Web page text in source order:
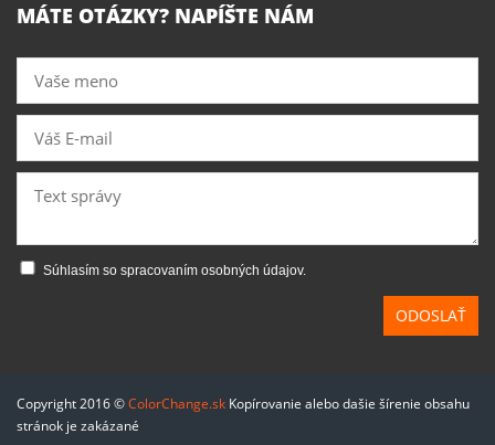
MÁTE OTÁZKY? NAPÍŠTE NÁM
Súhlasím so spracovaním osobných údajov.
ODOSLAŤ
Copyright 2016 ©ColorChange.sk Kopírovanie alebo dašie šírenie obsahu
stránok je zakázané